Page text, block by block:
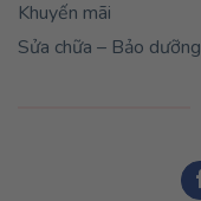
Khuyến mãi
Sửa chữa – Bảo dưỡng